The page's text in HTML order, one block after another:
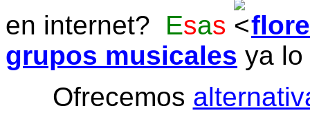
en internet? Esas
grupos musicales ya
Ofrecemos